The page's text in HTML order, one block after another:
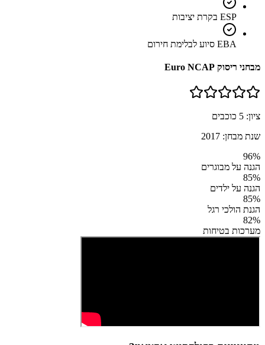
ESP בקרת יציבות
EBA סיוע לבלימת חירום
מבחני ריסוק Euro NCAP
ציון: 5 כוכבים
שנת מבחן: 2017
96%
הגנה על מבוגרים
85%
הגנה על ילדים
85%
הגנת הולכי רגל
82%
מערכות בטיחות